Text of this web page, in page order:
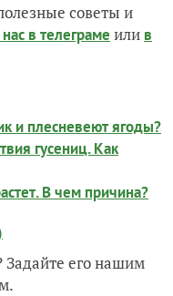
советы и
в телеграме или в
и плесневеют ягоды?
гусениц. Как
В чем причина?
Задайте его нашим